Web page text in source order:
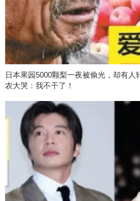
日本果园5000颗梨一夜被偷光，却有人
农大哭：我不干了！